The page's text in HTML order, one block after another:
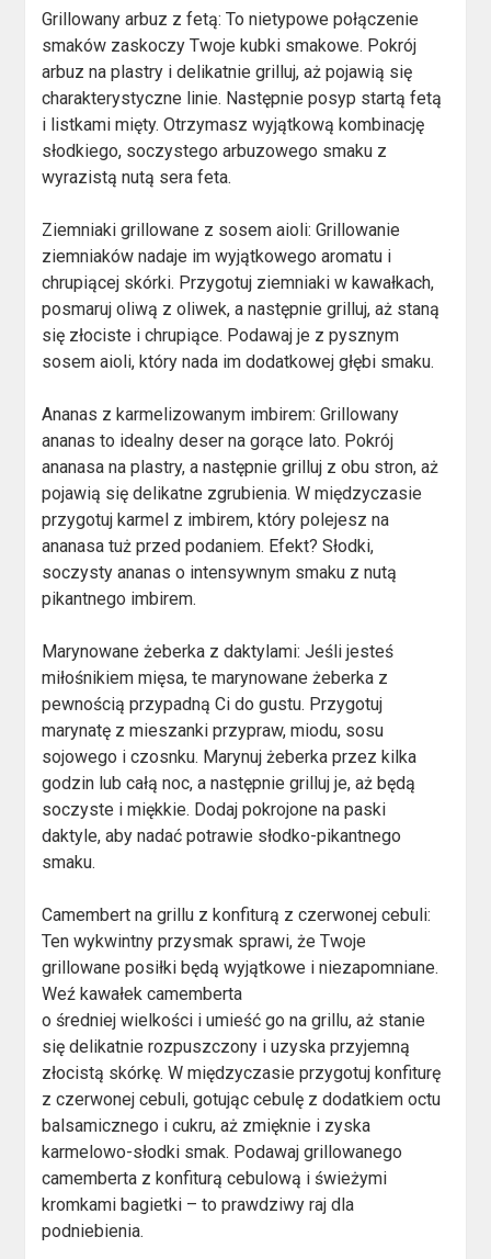
Grillowany arbuz z fetą: To nietypowe połączenie
smaków zaskoczy Twoje kubki smakowe. Pokrój
arbuz na plastry i delikatnie grilluj, aż pojawią się
charakterystyczne linie. Następnie posyp startą fetą
i listkami mięty. Otrzymasz wyjątkową kombinację
słodkiego, soczystego arbuzowego smaku z
wyrazistą nutą sera feta.
Ziemniaki grillowane z sosem aioli: Grillowanie
ziemniaków nadaje im wyjątkowego aromatu i
chrupiącej skórki. Przygotuj ziemniaki w kawałkach,
posmaruj oliwą z oliwek, a następnie grilluj, aż staną
się złociste i chrupiące. Podawaj je z pysznym
sosem aioli, który nada im dodatkowej głębi smaku.
Ananas z karmelizowanym imbirem: Grillowany
ananas to idealny deser na gorące lato. Pokrój
ananasa na plastry, a następnie grilluj z obu stron, aż
pojawią się delikatne zgrubienia. W międzyczasie
przygotuj karmel z imbirem, który polejesz na
ananasa tuż przed podaniem. Efekt? Słodki,
soczysty ananas o intensywnym smaku z nutą
pikantnego imbirem.
Marynowane żeberka z daktylami: Jeśli jesteś
miłośnikiem mięsa, te marynowane żeberka z
pewnością przypadną Ci do gustu. Przygotuj
marynatę z mieszanki przypraw, miodu, sosu
sojowego i czosnku. Marynuj żeberka przez kilka
godzin lub całą noc, a następnie grilluj je, aż będą
soczyste i miękkie. Dodaj pokrojone na paski
daktyle, aby nadać potrawie słodko-pikantnego
smaku.
Camembert na grillu z konfiturą z czerwonej cebuli:
Ten wykwintny przysmak sprawi, że Twoje
grillowane posiłki będą wyjątkowe i niezapomniane.
Weź kawałek camemberta
o średniej wielkości i umieść go na grillu, aż stanie
się delikatnie rozpuszczony i uzyska przyjemną
złocistą skórkę. W międzyczasie przygotuj konfiturę
z czerwonej cebuli, gotując cebulę z dodatkiem octu
balsamicznego i cukru, aż zmięknie i zyska
karmelowo-słodki smak. Podawaj grillowanego
camemberta z konfiturą cebulową i świeżymi
kromkami bagietki – to prawdziwy raj dla
podniebienia.